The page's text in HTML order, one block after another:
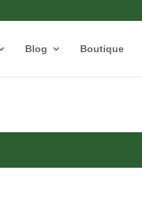
Blog Boutique